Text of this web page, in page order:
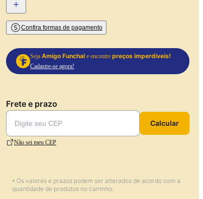
+
Confira formas de pagamento
Seja Amigo Funchale encontre preços imperdíveis!
Cadastre-se agora!
Frete e prazo
Calcular
Não sei meu CEP
* Os valores e prazos podem ser alterados de acordo com a
quantidade de produtos no carrinho.